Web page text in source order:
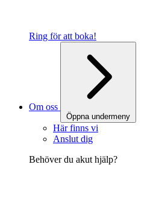
Ring för att boka!
Om oss
Öppna undermeny
Här finns vi
Anslut dig
Behöver du akut hjälp?